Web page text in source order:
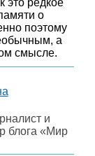
это редкое
о
поэтому
а
смысле.
и
блога «Мир